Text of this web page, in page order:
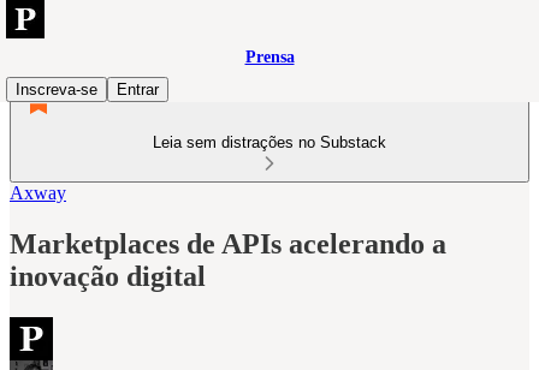
Prensa
Inscreva-se
Entrar
Leia sem distrações no Substack
Axway
Marketplaces de APIs acelerando a
inovação digital